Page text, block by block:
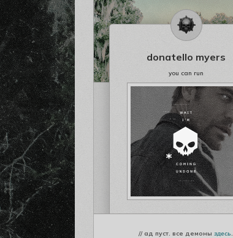
donatello myers
you can run
// ад пуст. все демоны здесь.